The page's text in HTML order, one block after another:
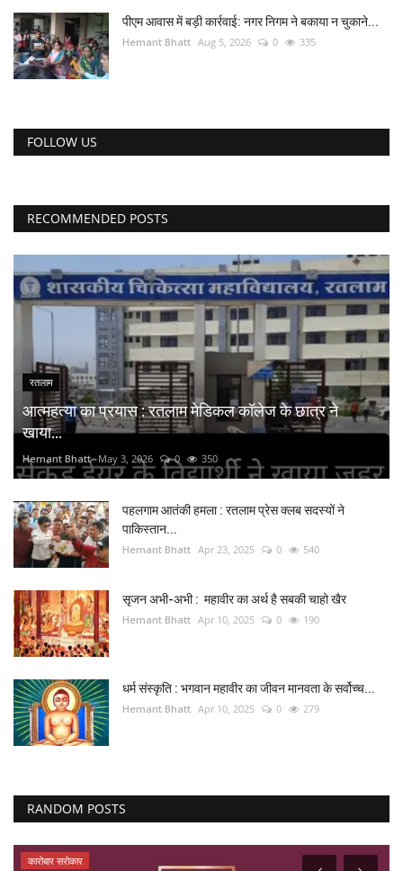
पीएम आवास में बड़ी कार्रवाई: नगर निगम ने बकाया न चुकाने...
Hemant Bhatt Aug 5, 2026 0 335
FOLLOW US
RECOMMENDED POSTS
रतलाम
आत्महत्या का प्रयास : रतलाम मेडिकल कॉलेज के छात्र ने
खाया...
Hemant Bhatt May 3, 2026 0 350
पहलगाम आतंकी हमला : रतलाम प्रेस क्लब सदस्यों ने
पाकिस्तान...
Hemant Bhatt Apr 23, 2025 0 540
सृजन अभी-अभी : महावीर का अर्थ है सबकी चाहो खैर
Hemant Bhatt Apr 10, 2025 0 190
धर्म संस्कृति : भगवान महावीर का जीवन मानवता के सर्वोच्च...
Hemant Bhatt Apr 10, 2025 0 279
RANDOM POSTS
कारोबार सरोकार